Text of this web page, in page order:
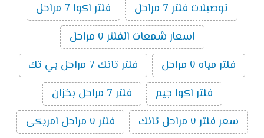
توصيلات فلتر 7 مراحل
فلتر اكوا 7 مراحل
اسعار شمعات الفلتر ٧ مراحل
فلتر مياه ٧ مراحل
فلتر تانك 7 مراحل بي تك
فلتر اكوا جيم
فلتر 7 مراحل بخزان
سعر فلتر ٧ مراحل تانك
فلتر ٧ مراحل امريكى